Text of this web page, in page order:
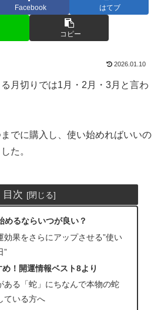
Facebook はてブ
コピー
2026.01.10
月切りでは1月・2月・3月と言わ
でに購入し、使い始めればいいの
た。
目次
めるならいつが良い？
効果をさらにアップさせる”使い
”
！開運情報ベスト8より
ある「蛇」にちなんで本物の蛇
ている方へ